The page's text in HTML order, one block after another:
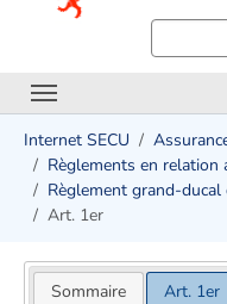
Internet SECU
Règlements en
Règlement grand-
Art. 1er
Sommaire Art. 1er